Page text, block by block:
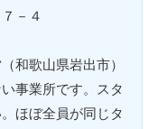
－４
和歌山県岩出市）
事業所です。スタ
ほぼ全員が同じタ